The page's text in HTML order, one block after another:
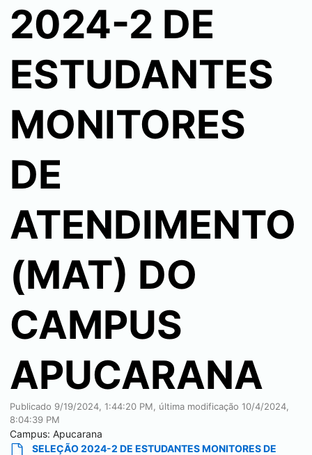
2024-2 DE
ESTUDANTES
MONITORES
DE
ATENDIMENTO
(MAT) DO
CAMPUS
APUCARANA
Publicado 9/19/2024, 1:44:20 PM , última modificação 10/4/2024,
8:04:39 PM
Campus: Apucarana
SELEÇÃO 2024-2 DE ESTUDANTES MONITORES DE